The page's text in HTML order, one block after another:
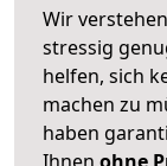
Wir
stressig
helfen, sich
machen zu
haben